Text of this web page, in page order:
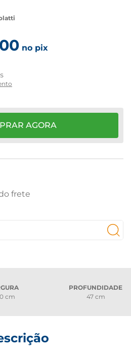
00 no pix
AGORA
cm
PROFUNDIDADE
47 cm